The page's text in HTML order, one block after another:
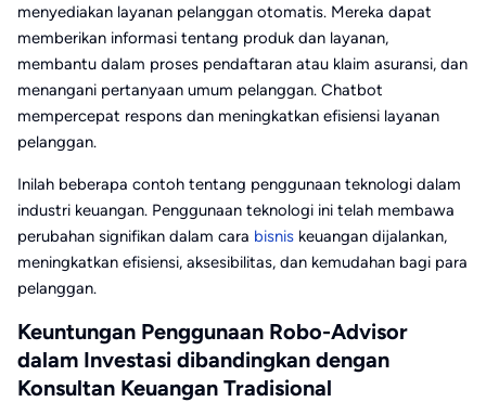
menyediakan layanan pelanggan otomatis. Mereka dapat
memberikan informasi tentang produk dan layanan,
membantu dalam proses pendaftaran atau klaim asuransi, dan
menangani pertanyaan umum pelanggan. Chatbot
mempercepat respons dan meningkatkan efisiensi layanan
pelanggan.
Inilah beberapa contoh tentang penggunaan teknologi dalam
industri keuangan. Penggunaan teknologi ini telah membawa
perubahan signifikan dalam cara bisnis keuangan dijalankan,
meningkatkan efisiensi, aksesibilitas, dan kemudahan bagi para
pelanggan.
Keuntungan Penggunaan Robo-Advisor
dalam Investasi dibandingkan dengan
Konsultan Keuangan Tradisional